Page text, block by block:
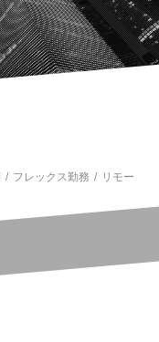
フレックス勤務
リモー